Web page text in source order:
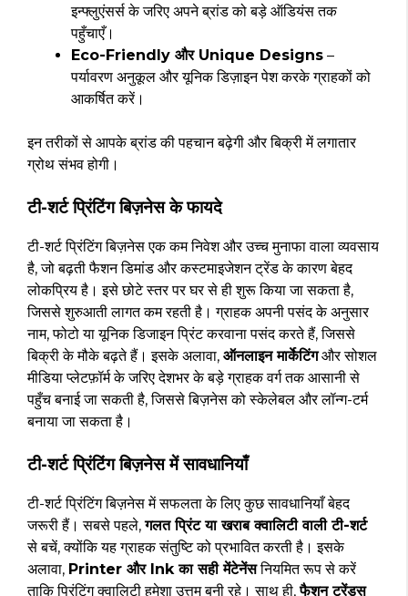
इन्फ्लुएंसर्स के जरिए अपने ब्रांड को बड़े ऑडियंस तक
पहुँचाएँ।
Eco-Friendly और Unique Designs –
पर्यावरण अनुकूल और यूनिक डिज़ाइन पेश करके ग्राहकों को
आकर्षित करें।
इन तरीकों से आपके ब्रांड की पहचान बढ़ेगी और बिक्री में लगातार
ग्रोथ संभव होगी।
टी-शर्ट प्रिंटिंग बिज़नेस के फायदे
टी-शर्ट प्रिंटिंग बिज़नेस एक कम निवेश और उच्च मुनाफा वाला व्यवसाय
है, जो बढ़ती फैशन डिमांड और कस्टमाइजेशन ट्रेंड के कारण बेहद
लोकप्रिय है। इसे छोटे स्तर पर घर से ही शुरू किया जा सकता है,
जिससे शुरुआती लागत कम रहती है। ग्राहक अपनी पसंद के अनुसार
नाम, फोटो या यूनिक डिजाइन प्रिंट करवाना पसंद करते हैं, जिससे
बिक्री के मौके बढ़ते हैं। इसके अलावा, ऑनलाइन मार्केटिंगऔर सोशल
मीडिया प्लेटफ़ॉर्म के जरिए देशभर के बड़े ग्राहक वर्ग तक आसानी से
पहुँच बनाई जा सकती है, जिससे बिज़नेस को स्केलेबल और लॉन्ग-टर्म
बनाया जा सकता है।
टी-शर्ट प्रिंटिंग बिज़नेस में सावधानियाँ
टी-शर्ट प्रिंटिंग बिज़नेस में सफलता के लिए कुछ सावधानियाँ बेहद
जरूरी हैं। सबसे पहले,गलत प्रिंट या खराब क्वालिटी वाली टी-शर्ट
से बचें, क्योंकि यह ग्राहक संतुष्टि को प्रभावित करती है। इसके
अलावा, Printer और Ink का सही मेंटेनेंसनियमित रूप से करें
ताकि प्रिंटिंग क्वालिटी हमेशा उत्तम बनी रहे। साथ ही,फैशन ट्रेंड्स